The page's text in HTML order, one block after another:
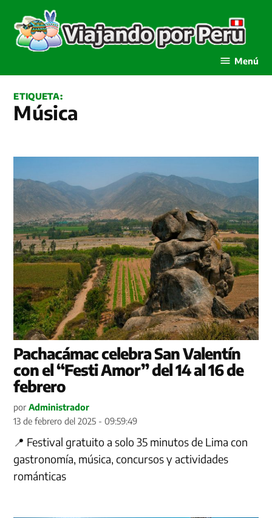
contenido
Menú
ETIQUETA:
música
Pachacámac celebra San Valentín
con el “Festi Amor” del 14 al 16 de
febrero
por Administrador
13 de febrero del 2025 - 09:59:49
📍 Festival gratuito a solo 35 minutos de Lima con
gastronomía, música, concursos y actividades
románticas